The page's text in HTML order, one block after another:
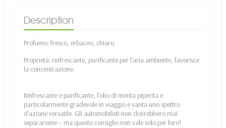
Description
Profumo: fresco, erbaceo, chiaro.
Proprietà: rinfrescante, purificante per l'aria ambiente, favorisce
la concentrazione.
Rinfrescante e purificante, l'olio di menta piperita è
particolarmente gradevole in viaggio e vanta uno spettro
d'azione versatile. Gli automobilisti non dovrebbero mai
separarsene – ma questo consiglio non vale solo per loro!